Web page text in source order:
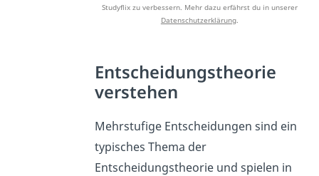
Studyflix zu verbessern. Mehr dazu erfährst du in unserer
Datenschutzerklärung.
Entscheidungstheorie
verstehen
Mehrstufige Entscheidungen sind ein
typisches Thema der
Entscheidungstheorie und spielen in